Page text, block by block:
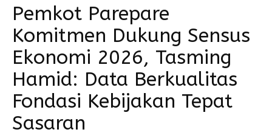
Terkini
Seputar
Pemkot Parepare
Komitmen Dukung Sensus
Ekonomi 2026, Tasming
Hamid: Data Berkualitas
Fondasi Kebijakan Tepat
Sasaran